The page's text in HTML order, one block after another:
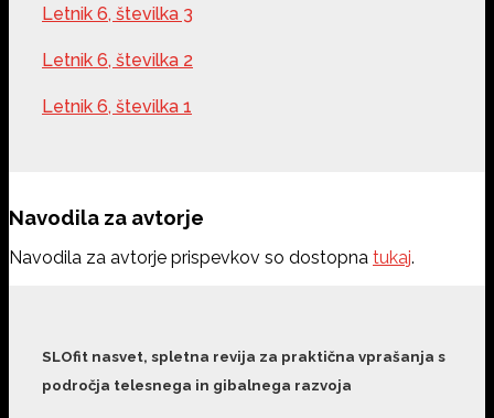
Letnik 6, številka 3
Letnik 6, številka 2
Letnik 6, številka 1
Navodila za avtorje
Navodila za avtorje prispevkov so dostopna tukaj.
SLOfit nasvet, spletna revija za praktična vprašanja s
področja telesnega in gibalnega razvoja